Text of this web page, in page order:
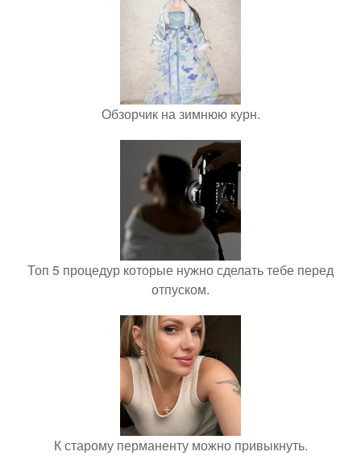
Обзорчик на зимнюю курн.
Топ 5 процедур которые нужно сделать тебе перед
отпуском.
К старому перманенту можно привыкнуть.